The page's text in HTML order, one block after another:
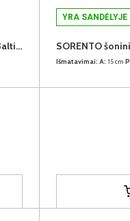
SORENTO D60ZS virtuvės spintelė (Baltic Storm/Baltic Storm)
YRA SANDĖLYJE
Išmatavimai: A: 15cm